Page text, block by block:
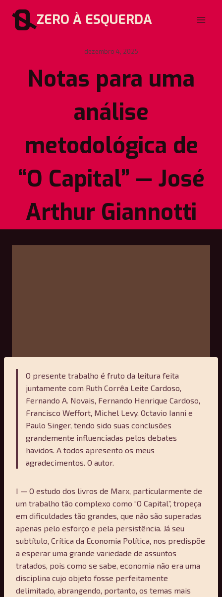
para
ZERO À ESQUERDA
dezembro 4, 2025
Notas para uma
análise
metodológica de
“O Capital” — José
Arthur Giannotti
O presente trabalho é fruto da leitura feita
juntamente com Ruth Corrêa Leite Cardoso,
Fernando A. Novais, Fernando Henrique Cardoso,
Francisco Weffort, Michel Levy, Octavio Ianni e
Paulo Singer, tendo sido suas conclusões
grandemente influenciadas pelos debates
havidos. A todos apresento os meus
agradecimentos. O autor.
I — O estudo dos livros de Marx, particularmente de
um trabalho tão complexo como “O Capital”, tropeça
em dificuldades tão grandes, que não são superadas
apenas pelo esforço e pela persistência. Já seu
subtítulo, Crítica da Economia Política, nos predispõe
a esperar uma grande variedade de assuntos
tratados, pois como se sabe, economia não era uma
disciplina cujo objeto fosse perfeitamente
delimitado, abrangendo, portanto, os temas mais